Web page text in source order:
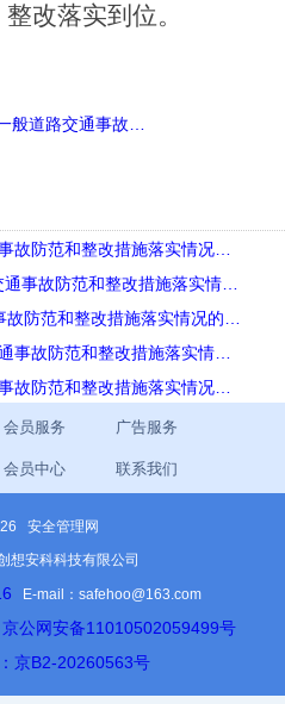
改落实到位。
般道路交通事故…
故防范和整改措施落实情况…
通事故防范和整改措施落实情…
故防范和整改措施落实情况的…
事故防范和整改措施落实情…
故防范和整改措施落实情况…
会员服务 广告服务
会员中心 联系我们
安全管理网
想安科科技有限公司
E-mail：safehoo@163.com
京公网安备11010502059499号
京B2-20260563号